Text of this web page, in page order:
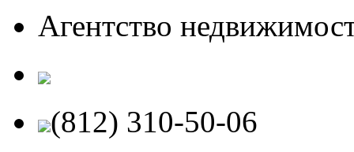
Агентство
(812) 310-50-06